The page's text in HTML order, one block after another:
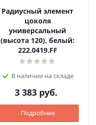
Радиусный элемент
цоколя
универсальный
(высота 120), белый:
222.0419.FF
В наличии на складе
3 383руб.
Подробнее